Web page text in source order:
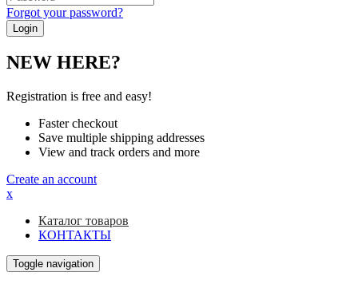
Forgot your password?
NEW HERE?
Registration is free and easy!
Faster checkout
Save multiple shipping addresses
View and track orders and more
Create an account
x
Каталог товаров
КОНТАКТЫ
Toggle navigation